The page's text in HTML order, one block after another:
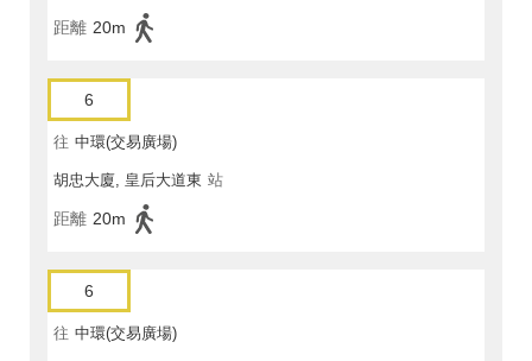
距離 20m
6
往 中環(交易廣場)
胡忠大廈, 皇后大道東 站
距離 20m
6
往 中環(交易廣場)